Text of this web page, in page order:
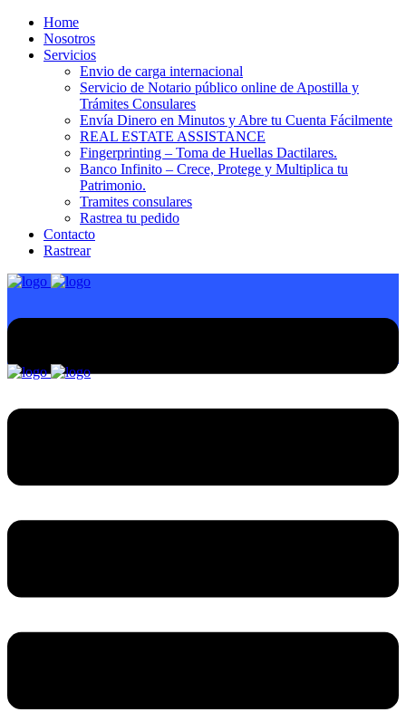
Home
Nosotros
Servicios
Envio de carga internacional
Servicio de Notario público online de Apostilla y
Trámites Consulares
Envía Dinero en Minutos y Abre tu Cuenta Fácilmente
REAL ESTATE ASSISTANCE
Fingerprinting – Toma de Huellas Dactilares.
Banco Infinito – Crece, Protege y Multiplica tu
Patrimonio.
Tramites consulares
Rastrea tu pedido
Contacto
Rastrear